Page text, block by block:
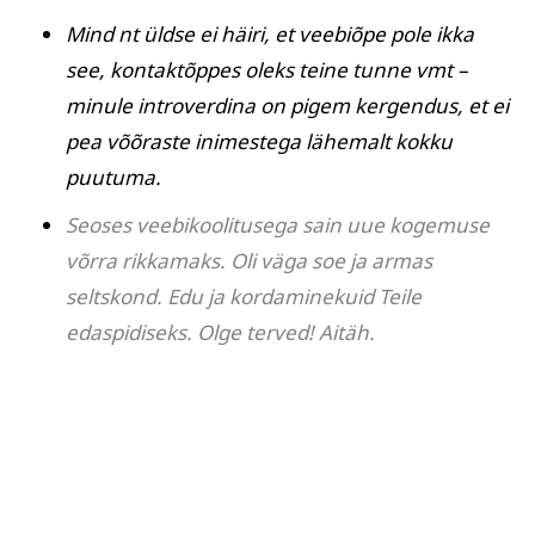
Mind nt üldse ei häiri, et veebiõpe pole ikka
see, kontaktõppes oleks teine tunne vmt –
minule introverdina on pigem kergendus, et ei
pea võõraste inimestega lähemalt kokku
puutuma.
Seoses veebikoolitusega sain uue kogemuse
võrra rikkamaks. Oli väga soe ja armas
seltskond. Edu ja kordaminekuid Teile
edaspidiseks. Olge terved! Aitäh.